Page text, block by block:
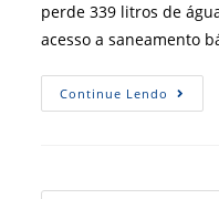
perde 339 litros de
acesso a saneamento
Continue Lendo
De
No